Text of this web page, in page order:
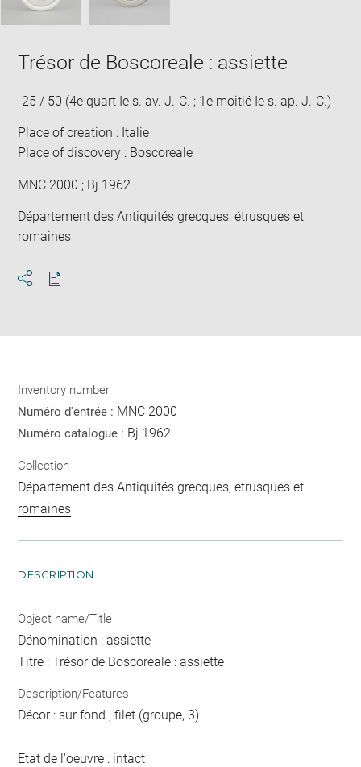
Trésor de Boscoreale : assiette
-25 / 50 (4e quart Ie s. av. J.-C. ; 1e moitié Ie s. ap. J.-C.)
Place of creation : Italie
Place of discovery : Boscoreale
MNC 2000 ; Bj 1962
Département des Antiquités grecques, étrusques et
romaines
Inventory number
Numéro d'entrée : MNC 2000
Numéro catalogue : Bj 1962
Collection
Département des Antiquités grecques, étrusques et
romaines
DESCRIPTION
Object name/Title
Dénomination : assiette
Titre : Trésor de Boscoreale : assiette
Description/Features
Décor : sur fond ; filet (groupe, 3)
Etat de l'oeuvre : intact